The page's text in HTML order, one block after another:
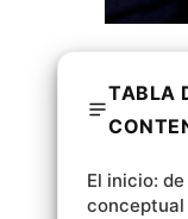
TABLA
El inicio:
conceptual